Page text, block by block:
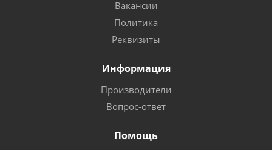
Вакансии
Политика
Реквизиты
Информация
Производители
Вопрос-ответ
Помощь